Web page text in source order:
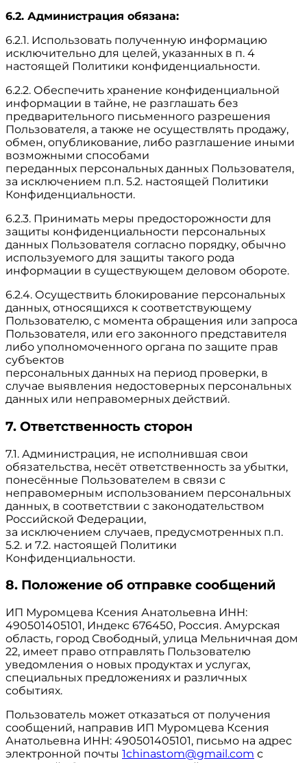
6.2. Администрация обязана:
6.2.1. Использовать полученную информацию
исключительно для целей, указанных в п. 4
настоящей Политики конфиденциальности.
6.2.2. Обеспечить хранение конфиденциальной
информации в тайне, не разглашать без
предварительного письменного разрешения
Пользователя, а также не осуществлять продажу,
обмен, опубликование, либо разглашение иными
возможными способами
переданных персональных данных Пользователя,
за исключением п.п. 5.2. настоящей Политики
Конфиденциальности.
6.2.3. Принимать меры предосторожности для
защиты конфиденциальности персональных
данных Пользователя согласно порядку, обычно
используемого для защиты такого рода
информации в существующем деловом обороте.
6.2.4. Осуществить блокирование персональных
данных, относящихся к соответствующему
Пользователю, с момента обращения или запроса
Пользователя, или его законного представителя
либо уполномоченного органа по защите прав
субъектов
персональных данных на период проверки, в
случае выявления недостоверных персональных
данных или неправомерных действий.
7. Ответственность сторон
7.1. Администрация, не исполнившая свои
обязательства, несёт ответственность за убытки,
понесённые Пользователем в связи с
неправомерным использованием персональных
данных, в соответствии с законодательством
Российской Федерации,
за исключением случаев, предусмотренных п.п.
5.2. и 7.2. настоящей Политики
Конфиденциальности.
8. Положение об отправке сообщений
ИП Муромцева Ксения Анатольевна ИНН:
490501405101, Индекс 676450, Россия. Амурская
область, город Свободный, улица Мельничная дом
22, имеет право отправлять Пользователю
уведомления о новых продуктах и услугах,
специальных предложениях и различных
событиях.
Пользователь может отказаться от получения
сообщений, направив ИП Муромцева Ксения
Анатольевна ИНН: 490501405101, письмо на адрес
электронной почты 1chinastom@gmail.com с